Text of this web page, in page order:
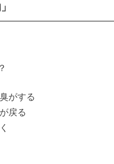
がする
戻る